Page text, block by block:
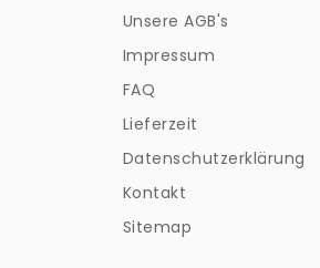
Unsere AGB's
Impressum
FAQ
Lieferzeit
Datenschutzerklärung
Kontakt
Sitemap